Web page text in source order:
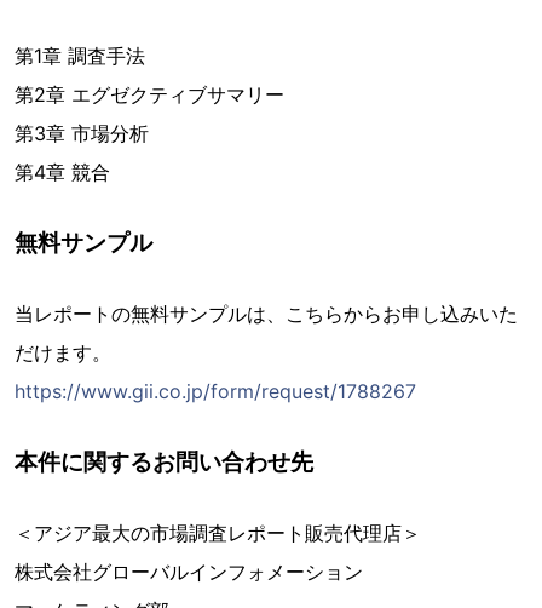
第1章 調査手法
第2章 エグゼクティブサマリー
第3章 市場分析
第4章 競合
無料サンプル
当レポートの無料サンプルは、こちらからお申し込みいた
だけます。
https://www.gii.co.jp/form/request/1788267
本件に関するお問い合わせ先
＜アジア最大の市場調査レポート販売代理店＞
株式会社グローバルインフォメーション